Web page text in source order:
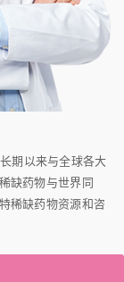
期以来与全球各大
缺药物与世界同
稀缺药物资源和咨